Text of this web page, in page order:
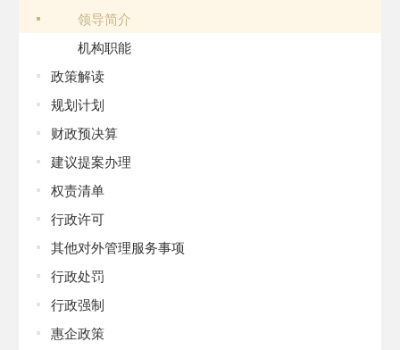
领导简介
机构职能
政策解读
规划计划
财政预决算
建议提案办理
权责清单
行政许可
其他对外管理服务事项
行政处罚
行政强制
惠企政策